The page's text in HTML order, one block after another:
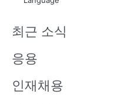
u
e
i
n
최근 소식
응용
인재채용